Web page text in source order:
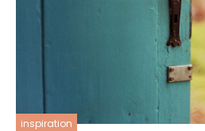
inspiration